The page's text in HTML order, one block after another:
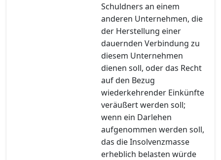
Schuldners an einem
anderen Unternehmen, die
der Herstellung einer
dauernden Verbindung zu
diesem Unternehmen
dienen soll, oder das Recht
auf den Bezug
wiederkehrender Einkünfte
veräußert werden soll;
wenn ein Darlehen
aufgenommen werden soll,
das die Insolvenzmasse
erheblich belasten würde